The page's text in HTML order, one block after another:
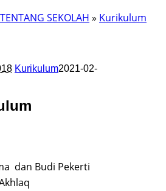
TENTANG SEKOLAH » Kurikulum
Kurikulum2021-02-
dan Budi Pekerti